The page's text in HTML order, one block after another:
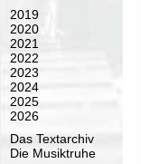
2019
2020
2021
2022
2023
2024
2025
2026
Das Textarchiv
Die Musiktruhe